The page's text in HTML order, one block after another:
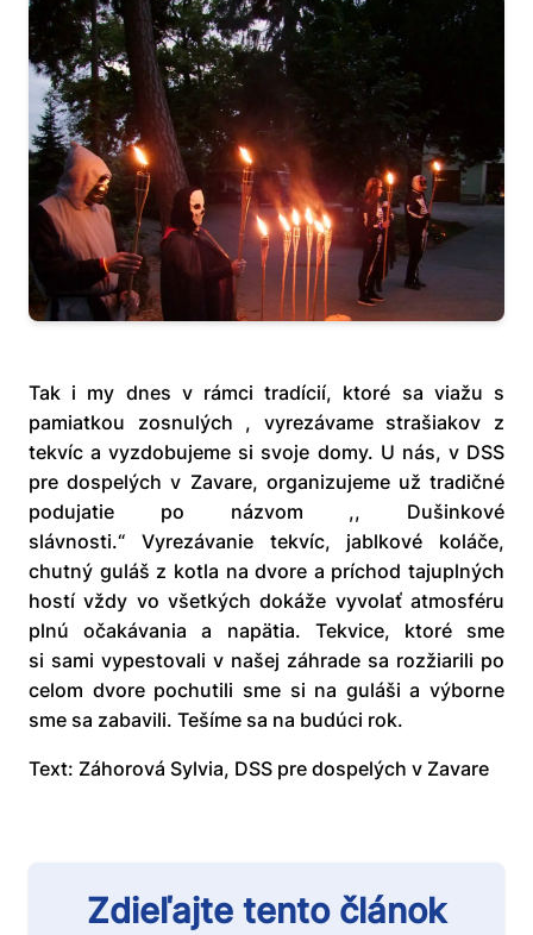
Tak i my dnes v rámci tradícií, ktoré sa viažu s
pamiatkou zosnulých , vyrezávame strašiakov z
tekvíc a vyzdobujeme si svoje domy. U nás, v DSS
pre dospelých v Zavare, organizujeme už tradičné
podujatie po názvom ,, Dušinkové
slávnosti.“ Vyrezávanie tekvíc, jablkové koláče,
chutný guláš z kotla na dvore a príchod tajuplných
hostí vždy vo všetkých dokáže vyvolať atmosféru
plnú očakávania a napätia. Tekvice, ktoré sme
si sami vypestovali v našej záhrade sa rozžiarili po
celom dvore pochutili sme si na guláši a výborne
sme sa zabavili. Tešíme sa na budúci rok.
Text: Záhorová Sylvia, DSS pre dospelých v Zavare
Zdieľajte tento článok